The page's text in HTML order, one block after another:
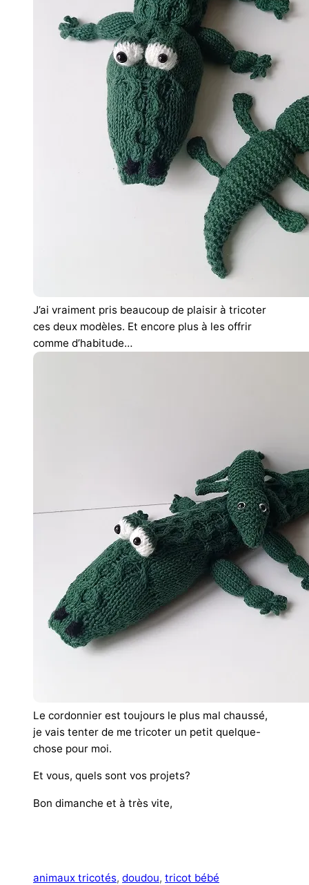
J’ai vraiment pris beaucoup de plaisir à tricoter
ces deux modèles. Et encore plus à les offrir
comme d’habitude…
Le cordonnier est toujours le plus mal chaussé,
je vais tenter de me tricoter un petit quelque-
chose pour moi.
Et vous, quels sont vos projets?
Bon dimanche et à très vite,
animaux tricotés, doudou, tricot bébé